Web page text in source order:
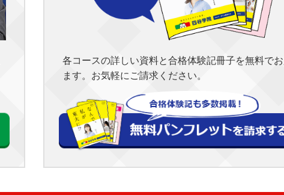
各コースの詳しい資料と合格体験記冊子を無料で
ます。お気軽にご請求ください。